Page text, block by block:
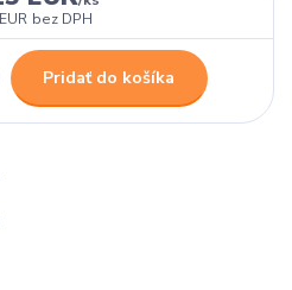
bez DPH
Pridať do košíka